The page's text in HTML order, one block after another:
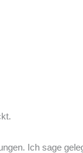
Ich sage